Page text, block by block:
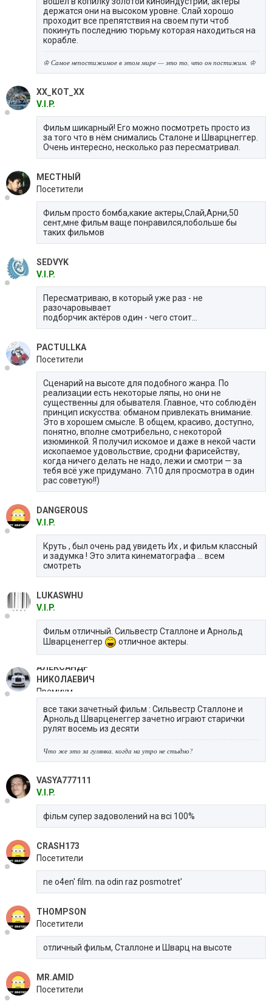
держатся они на высоком уровне. Слай хорошо
проходит все препятствия на своем пути чтоб
покинуть последнию тюрьму которая находиться на
корабле.
♔ Самое непостижимое в этом мире — это то, что он постижим. ♔
XX_KOT_XX
V.I.P.
Фильм шикарный! Его можно посмотреть просто из
за того что в нём снимались Сталоне и Шварцнеггер.
Очень интересно, несколько раз пересматривал.
МЕСТНЫЙ
Посетители
Фильм просто бомба,какие актеры,Слай,Арни,50
сент,мне фильм ваще понравился,побольше бы
таких фильмов
SEDVYK
V.I.P.
Пересматриваю, в который уже раз - не
разочаровывает
подборчик актёров один - чего стоит...
PACTULLKA
Посетители
Cценарий на высоте для подобного жанра. По
реализации есть некоторые ляпы, но они не
существенны для обывателя. Главное, что соблюдён
принцип искусства: обманом привлекать внимание.
Это в хорошем смысле. В общем, красиво, доступно,
понятно, вполне смотрибельно, с некоторой
изюминкой. Я получил искомое и даже в некой части
ископаемое удовольствие, сродни фарисейству,
когда ничего делать не надо, лежи и смотри — за
тебя всё уже придумано. 7\10 для просмотра в один
рас советую!!)
DANGEROUS
V.I.P.
Круть , был очень рад увидеть Их , и фильм классный
и задумка ! Это элита кинематографа ... всем
смотреть
LUKASWHU
V.I.P.
Фильм отличный. Сильвестр Сталлоне и Арнольд
Шварценеггер
отличное актеры.
АЛЕКСАНДР
НИКОЛАЕВИЧ
Премиум
все таки зачетный фильм : Сильвестр Сталлоне и
Арнольд Шварценеггер зачетно играют старички
рулят восемь из десяти
Что же это за гулянка, когда на утро не стыдно?
VASYA777111
V.I.P.
фільм супер задоволений на всі 100%
CRASH173
Посетители
ne o4en' film. na odin raz posmotret'
THOMPSON
Посетители
отличный фильм, Сталлоне и Шварц на высоте
MR.AMID
Посетители